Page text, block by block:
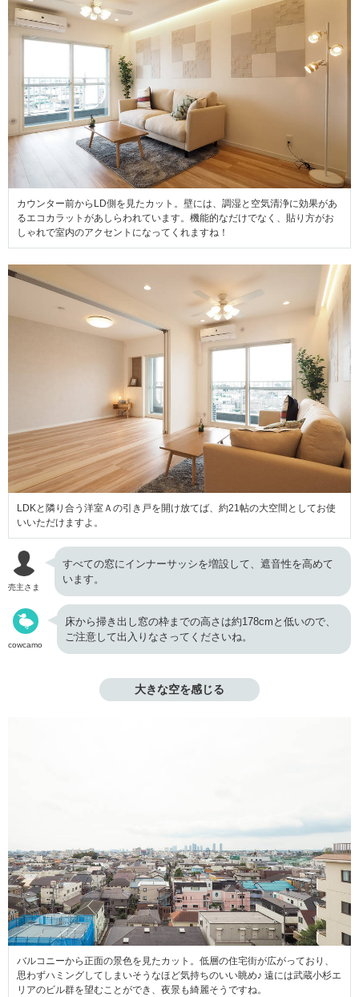
カウンター前からLD側を見たカット。壁には、調湿と空気清浄に効果があ
るエコカラットがあしらわれています。機能的なだけでなく、貼り方がお
しゃれで室内のアクセントになってくれますね！
LDKと隣り合う洋室Ａの引き戸を開け放てば、約21帖の大空間としてお使
いいただけますよ。
売主さま
すべての窓にインナーサッシを増設して、遮音性を高めて
います。
cowcamo
床から掃き出し窓の枠までの高さは約178cmと低いので、
ご注意して出入りなさってくださいね。
大きな空を感じる
バルコニーから正面の景色を見たカット。低層の住宅街が広がっており、
思わずハミングしてしまいそうなほど気持ちのいい眺め♪ 遠には武蔵小杉エ
リアのビル群を望むことができ、夜景も綺麗そうですね。